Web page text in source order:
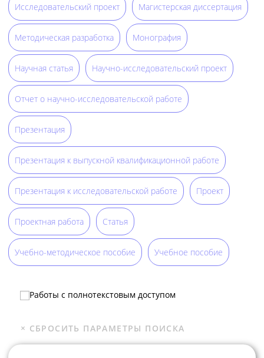
Исследовательский проект Магистерская диссертация
Методическая разработка Монография
Научная статья Научно-исследовательский проект
Отчет о научно-исследовательской работе
Презентация
Презентация к выпускной квалификационной работе
Презентация к исследовательской работе Проект
Проектная работа Статья
Учебно-методическое пособие Учебное пособие
Работы с полнотекстовым доступом